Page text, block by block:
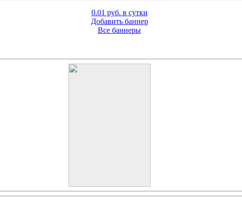
0.01 руб. в сутки
Добавить баннер
Все баннеры